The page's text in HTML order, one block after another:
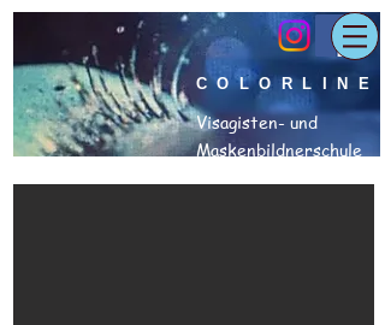
COLORLINE
Visagisten- und
Maskenbildnerschule